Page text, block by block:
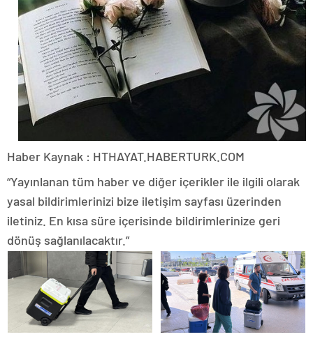
Haber Kaynak : HTHAYAT.HABERTURK.COM
“Yayınlanan tüm haber ve diğer içerikler ile ilgili olarak
yasal bildirimlerinizi bize iletişim sayfası üzerinden
iletiniz. En kısa süre içerisinde bildirimlerinize geri
dönüş sağlanılacaktır.”